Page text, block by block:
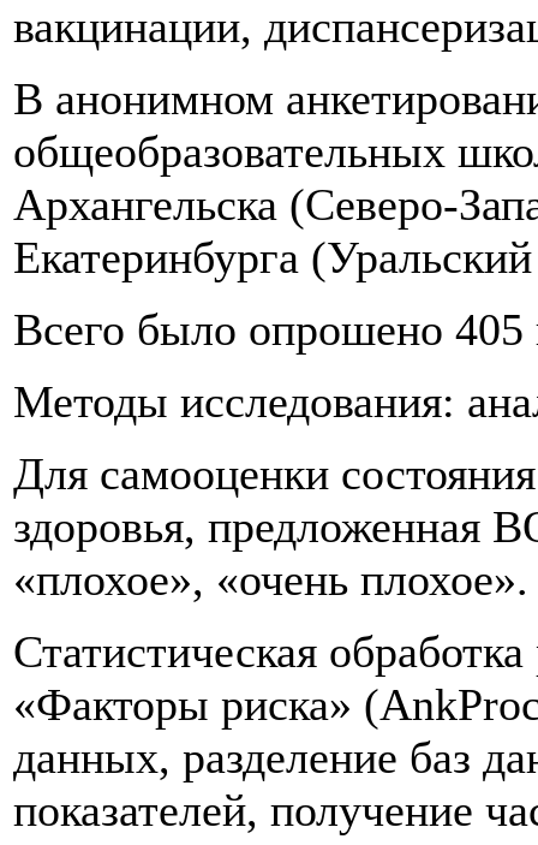
вакцинации,
В анонимном
общеобразовательных
Архангельска (Северо-
Екатеринбурга
Всего было опрошено 405
Методы исследования:
Для самооценки
здоровья, предложенная
«плохое», «очень плохое».
Статистическая
«Факторы риска»
данных, разделение баз
показателей, получение